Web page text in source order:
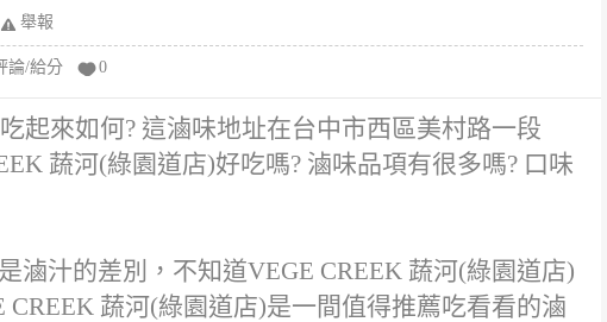
舉報
論/給分 0
起來如何? 這滷味地址在台中市西區美村路一段
蔬河(綠園道店)好吃嗎? 滷味品項有很多嗎? 口味
滷汁的差別，不知道VEGE CREEK 蔬河(綠園道店)
CREEK 蔬河(綠園道店)是一間值得推薦吃看看的滷